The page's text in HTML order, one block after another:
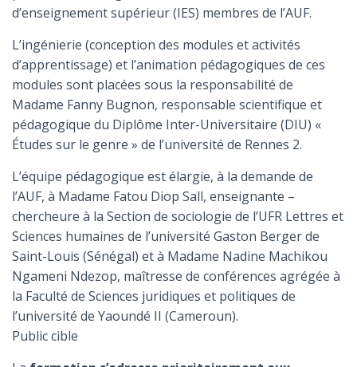
d’enseignement supérieur (IES) membres de l’AUF.
L’ingénierie (conception des modules et activités
d’apprentissage) et l’animation pédagogiques de ces
modules sont placées sous la responsabilité de
Madame Fanny Bugnon, responsable scientifique et
pédagogique du Diplôme Inter-Universitaire (DIU) «
Études sur le genre » de l’université de Rennes 2.
L’équipe pédagogique est élargie, à la demande de
l’AUF, à Madame Fatou Diop Sall, enseignante –
chercheure à la Section de sociologie de l’UFR Lettres et
Sciences humaines de l’université Gaston Berger de
Saint-Louis (Sénégal) et à Madame Nadine Machikou
Ngameni Ndezop, maîtresse de conférences agrégée à
la Faculté de Sciences juridiques et politiques de
l’université de Yaoundé II (Cameroun).
Public cible